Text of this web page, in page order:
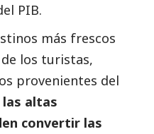
PIB.
más frescos
los turistas,
provenientes del
altas
convertir las